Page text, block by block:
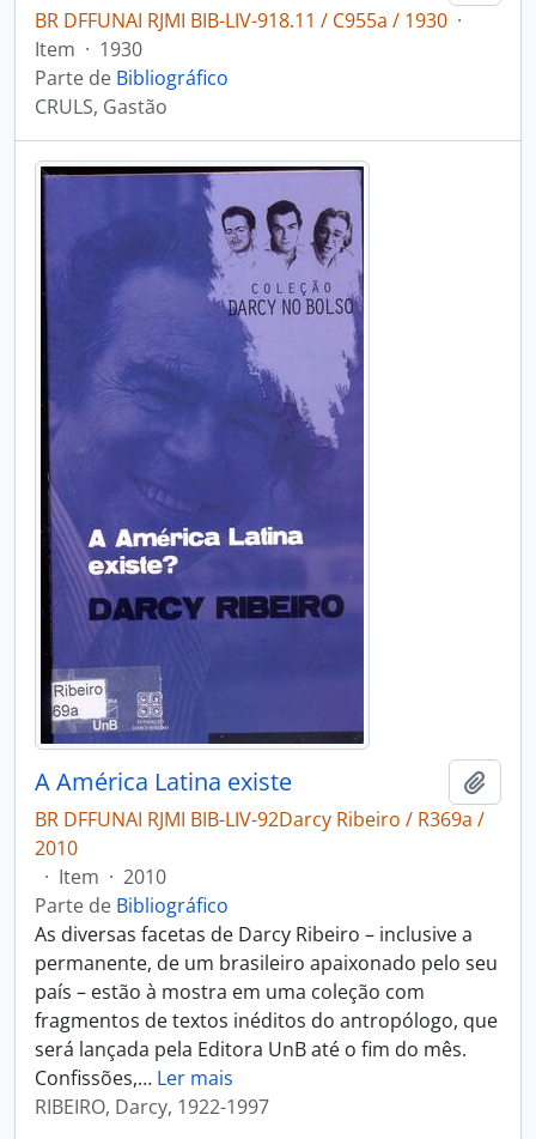
BR DFFUNAI RJMI BIB-LIV-918.11 / C955a / 1930 ·
Item · 1930
Parte de Bibliográfico
CRULS, Gastão
A América Latina existe
BR DFFUNAI RJMI BIB-LIV-92Darcy Ribeiro / R369a /
2010
· Item · 2010
Parte de Bibliográfico
As diversas facetas de Darcy Ribeiro – inclusive a
permanente, de um brasileiro apaixonado pelo seu
país – estão à mostra em uma coleção com
fragmentos de textos inéditos do antropólogo, que
será lançada pela Editora UnB até o fim do mês.
Confissões,… Ler mais
RIBEIRO, Darcy, 1922-1997